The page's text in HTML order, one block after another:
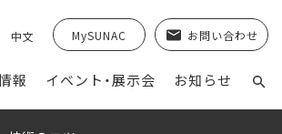
中文 MySUNAC お問い合わせ
報 イベント・展示会 お知らせ